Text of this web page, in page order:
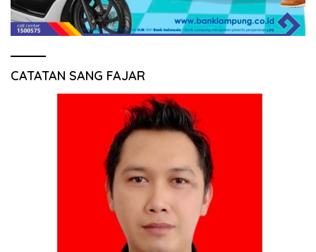
CATATAN SANG FAJAR